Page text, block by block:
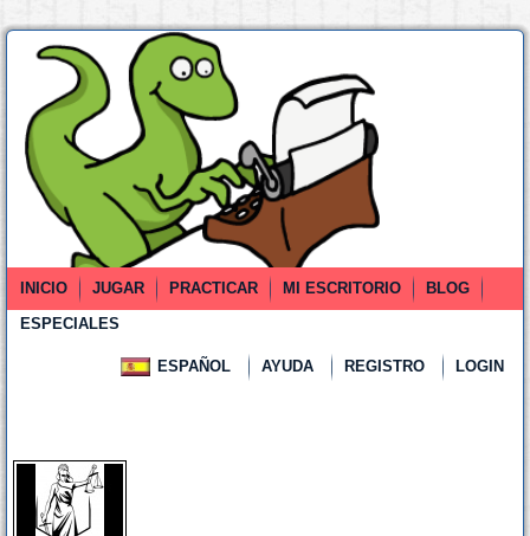
INICIO JUGAR PRACTICAR MI ESCRITORIO
BLOG
ESPECIALES
ESPAÑOL AYUDA REGISTRO LOGIN